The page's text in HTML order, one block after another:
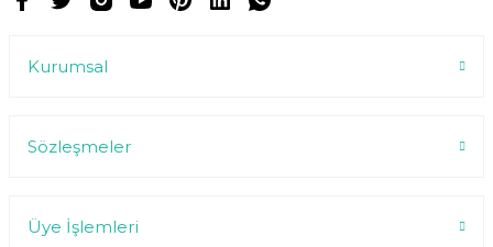
Kurumsal
Sözleşmeler
Üye İşlemleri